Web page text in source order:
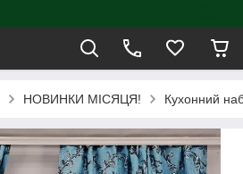
НОВИНКИ МІСЯЦЯ! Кухонний